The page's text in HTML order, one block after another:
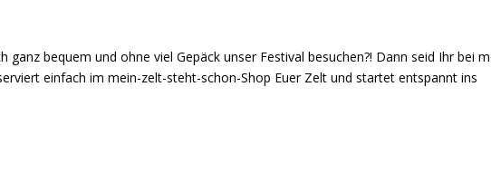
ganz bequem und ohne viel Gepäck unser Festival besuchen?! Dann seid Ihr bei
einfach im mein-zelt-steht-schon-Shop Euer Zelt und startet entspannt ins